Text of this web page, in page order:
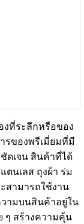
งที่ระลึกหรือของ
รของพรีเมี่ยมที่มี
ดเจน สินค้าที่ได้
ตนเลส ถุงผ้า ร่ม
สามารถใช้งาน
ามบนสินค้าอยู่ใน
ๆ สร้างความคุ้น